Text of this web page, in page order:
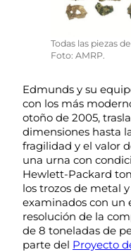
Todas las piezas
Foto: AMRP.
Edmunds y su
con los más
otoño de 2005,
dimensiones hasta
fragilidad y el valor
una urna con
Hewlett-Packard
los trozos de metal
examinados con un
resolución de la
de 8 toneladas de
parte del Proyecto